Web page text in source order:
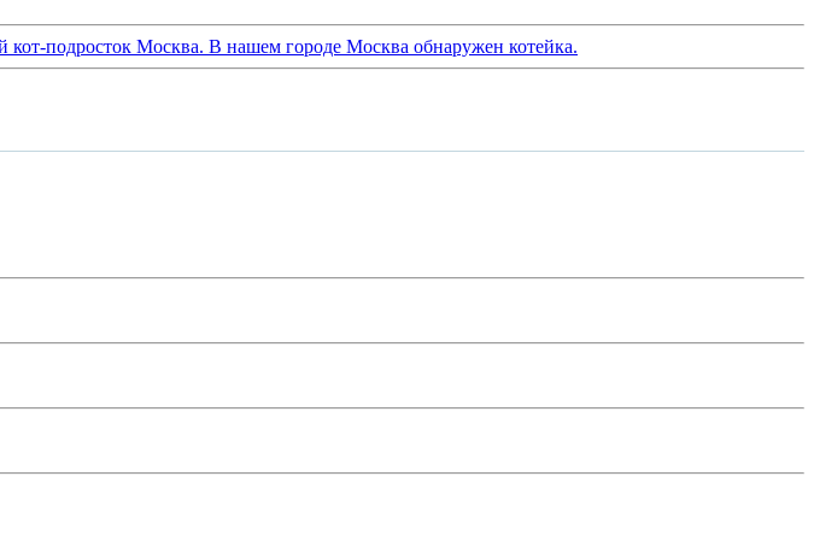
подросток Москва. В нашем городе Москва обнаружен котейка.